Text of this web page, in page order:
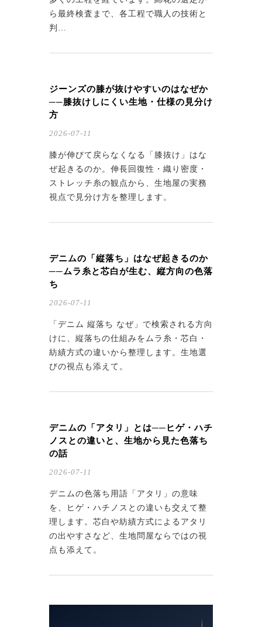
ら最終検査まで、各工程で職人の技術と
判…
ジーンズの膝が抜けやすいのはなぜか
──膝抜けしにくい生地・仕様の見分け
方
2026-07-11
膝が伸びて戻らなくなる「膝抜け」はな
ぜ起きるのか。伸長回復性・織り密度・
ストレッチ糸の観点から、生地屋の実務
視点で見分け方を整理します。
デニムの「縦落ち」はなぜ起きるのか
──ムラ糸と芯白が生む、縦方向の色落
ち
2026-07-11
「デニム 縦落ち なぜ」で検索される方向
けに、縦落ちの仕組みをムラ糸・芯白・
紡績方式の違いから整理します。生地選
びの視点も添えて。
デニムの「アタリ」とは──ヒゲ・ハチ
ノスとの違いと、生地から見た色落ち
の話
2026-07-11
デニムの色落ち用語「アタリ」の意味
を、ヒゲ・ハチノスとの違いも交えて整
理します。芯白や紡績方式によるアタリ
の出やすさなど、生地問屋ならではの視
点も添えて。